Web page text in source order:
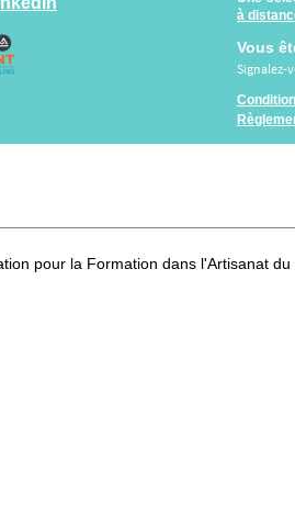
à
Vous
Signalez-
pour la Formation dans l'Artisanat du